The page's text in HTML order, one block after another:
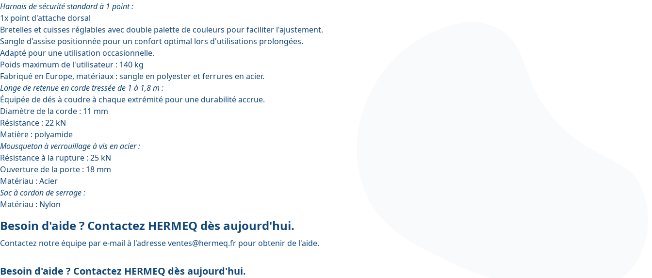
Harnais de sécurité standard à 1 point :
1x point d'attache dorsal
Bretelles et cuisses réglables avec double palette de couleurs pour faciliter l'ajustement.
Sangle d'assise positionnée pour un confort optimal lors d'utilisations prolongées.
Adapté pour une utilisation occasionnelle.
Poids maximum de l'utilisateur : 140 kg
Fabriqué en Europe, matériaux : sangle en polyester et ferrures en acier.
Longe de retenue en corde tressée de 1 à 1,8 m :
Équipée de dés à coudre à chaque extrémité pour une durabilité accrue.
Diamètre de la corde : 11 mm
Résistance : 22 kN
Matière : polyamide
Mousqueton à verrouillage à vis en acier :
Résistance à la rupture : 25 kN
Ouverture de la porte : 18 mm
Matériau : Acier
Sac à cordon de serrage :
Matériau : Nylon
Besoin d'aide ? Contactez HERMEQ dès aujourd'hui.
Contactez notre équipe par e-mail à l'adresseventes@hermeq.fr pour obtenir de l'aide.
Besoin d'aide ? Contactez HERMEQ dès aujourd'hui.